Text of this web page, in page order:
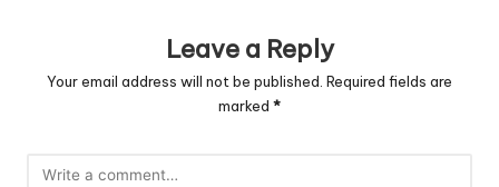
Leave a Reply
Your email address will not be published. Required fields are
marked *